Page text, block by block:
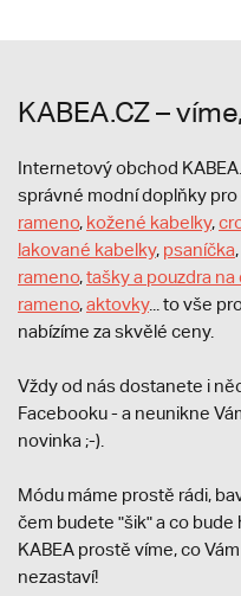
KABEA.CZ –
Internetový obchod
správné modní doplňky pro
rameno, kožené kabelky,
lakované kabelky, psaníčka,
rameno,tašky a pouzdra na
rameno,aktovky... to vše
nabízíme za skvělé ceny.
Vždy od nás dostanete i
Facebooku - a neunikne
novinka ;-).
Módu máme prostě rádi,
čem budete "šik" a co
KABEA prostě víme, co
nezastaví!